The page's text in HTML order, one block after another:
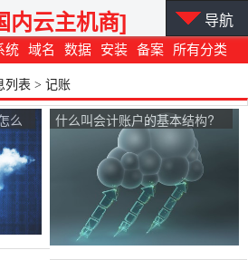
统 域名 数据 安装 备案 所有分类
内云主机商] 导航
列表 > 记账
么
什么叫会计账户的基本结构?
主要包括账户中的哪些部分？